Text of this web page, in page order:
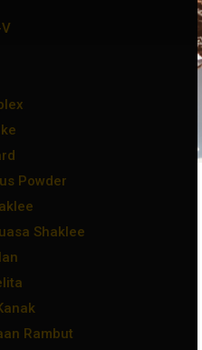
Powder
Shaklee
Rambut